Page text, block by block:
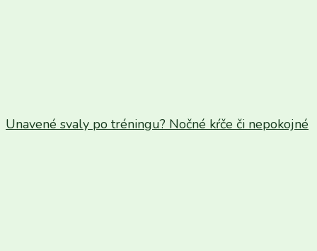
Unavené svaly po tréningu? Nočné kŕče či nepokojné